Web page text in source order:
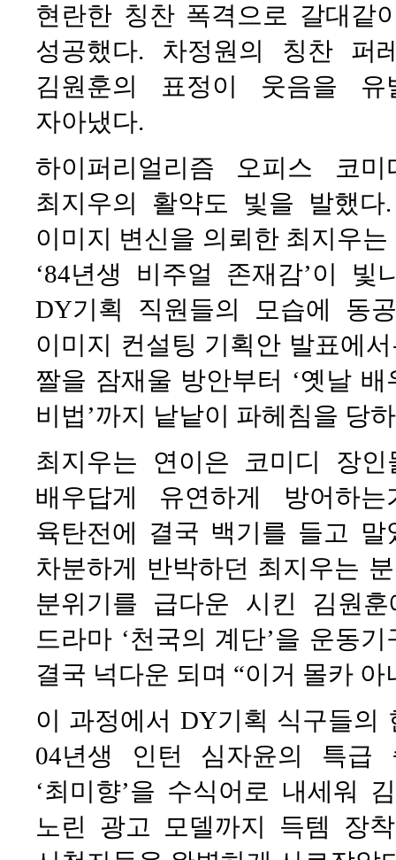
현란한 칭찬 폭격으로 갈대같
성공했다. 차정원의 칭찬 퍼
김원훈의 표정이 웃음을 유
자아냈다.
하이퍼리얼리즘 오피스 코
최지우의 활약도 빛을 발했
이미지 변신을 의뢰한 최지우
‘84년생 비주얼 존재감’이
DY기획 직원들의 모습에 동
이미지 컨설팅 기획안 발표에
짤을 잠재울 방안부터 ‘옛날
비법’까지 낱낱이 파헤침을 당
최지우는 연이은 코미디 장
배우답게 유연하게 방어하
육탄전에 결국 백기를 들고
차분하게 반박하던 최지우는
분위기를 급다운 시킨 김원
드라마 ‘천국의 계단’을 운동
결국 넉다운 되며 “이거 몰카 아
이 과정에서 DY기획 식구들의
04년생 인턴 심자윤의 특급
‘최미향’을 수식어로 내세워
노린 광고 모델까지 득템 장